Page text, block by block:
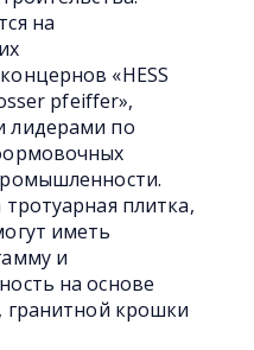
на
«HESS
pfeiffer»,
лидерами по
плитка,
иметь
и
на основе
гранитной крошки